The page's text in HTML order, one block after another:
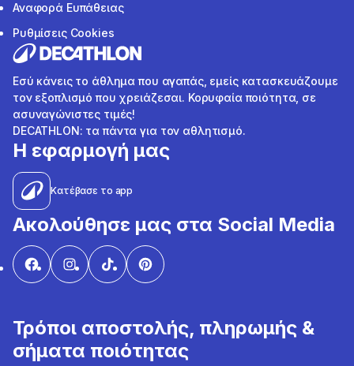
Αναφορά Ευπάθειας
Ρυθμίσεις Cookies
Εσύ κάνεις το άθλημα που αγαπάς, εμείς κατασκευάζουμε
τον εξοπλισμό που χρειάζεσαι. Κορυφαία ποιότητα, σε
ασυναγώνιστες τιμές!
DECATHLON: τα πάντα για τον αθλητισμό.
Η εφαρμογή μας
Κατέβασε το app
Ακολούθησε μας στα Social Media
Τρόποι αποστολής, πληρωμής &
σήματα ποιότητας